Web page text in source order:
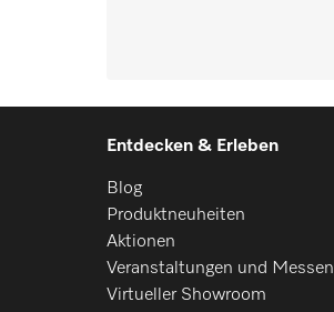
Entdecken & Erleben
Blog
Produktneuheiten
Aktionen
Veranstaltungen und Messen
Virtueller Showroom